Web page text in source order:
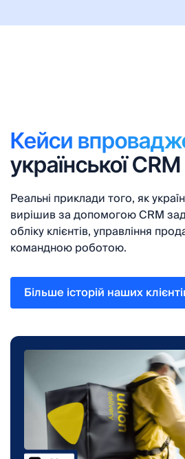
Кейси
української
Реальні приклади того, як
вирішив за допомогою CRM
обліку клієнтів, управління
командною роботою.
Більше історій наших